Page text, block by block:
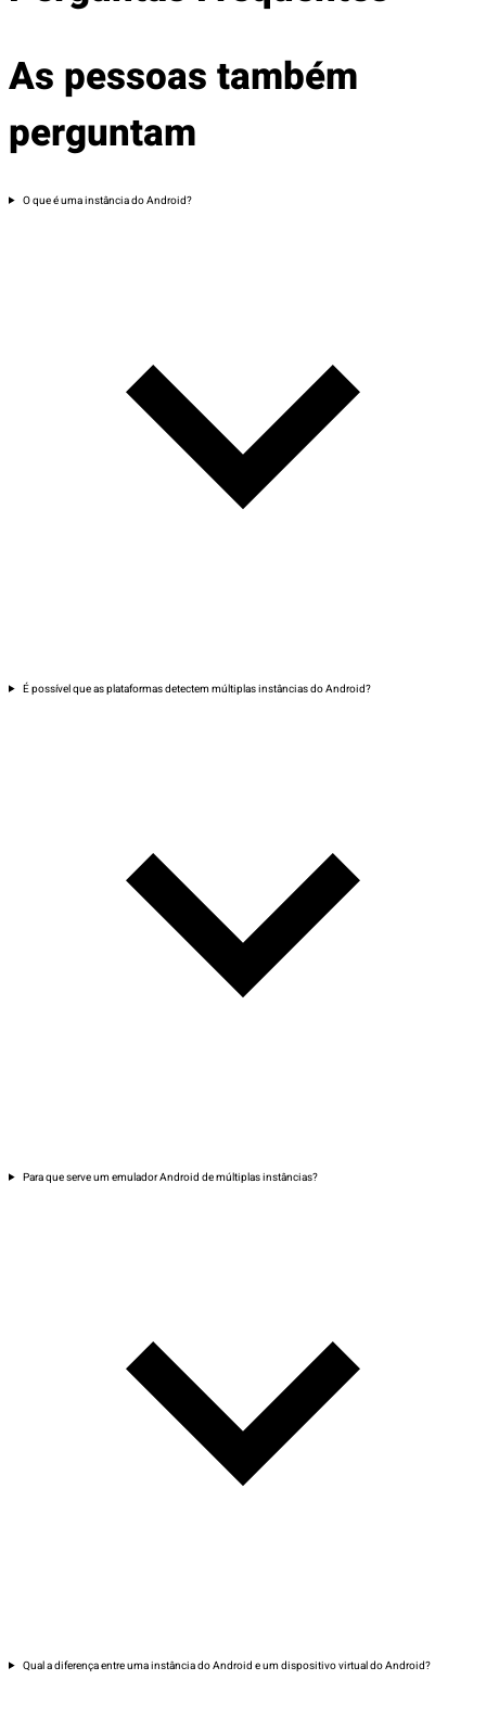
As pessoas também
perguntam
O que é uma instância do Android?
É possível que as plataformas detectem múltiplas instâncias do Android?
Para que serve um emulador Android de múltiplas instâncias?
Qual a diferença entre uma instância do Android e um dispositivo virtual do Android?